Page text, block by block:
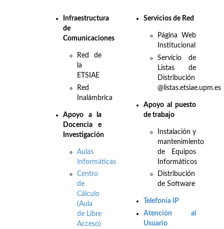
Infraestructura
de
Comunicaciones
Red de
la
ETSIAE
Red
Inalámbrica
Apoyo a la
Docencia e
Investigación
Aulas
Informáticas
Centro
de
Cálculo
(Aula
de Libre
Acceso)
Servicios de Red
Página Web
Institucional
Servicio de
Listas de
Distribución
@listas.etsiae.upm.es
Apoyo al puesto
de trabajo
Instalación y
mantenimiento
de Equipos
Informáticos
Distribución
de Software
Telefonía IP
Atención al
Usuario